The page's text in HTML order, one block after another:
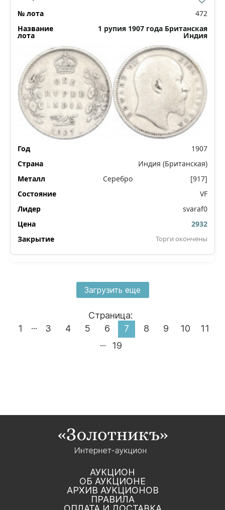
472
1 рупия 1907 года Британская
Индия
1907
Индия (Британская)
Серебро
[917]
VF
svaraf0
2932
Торги окончены
Загрузить еще
Страница:
1
... 3 4 5 6 7 8 9 10
11
...
19
АУКЦИОН
ОБ АУКЦИОНЕ
АРХИВ АУКЦИОНОВ
ПРАВИЛА